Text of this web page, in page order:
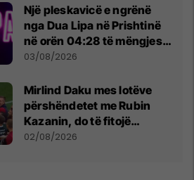
Një pleskavicë e ngrënë
nga Dua Lipa në Prishtinë
në orën 04:28 të mëngjesit
- dhe bota digjitale serbe
03/08/2026
Mirlind Daku mes lotëve
përshëndetet me Rubin
Kazanin, do të fitojë
miliona te Spartak Moska
02/08/2026